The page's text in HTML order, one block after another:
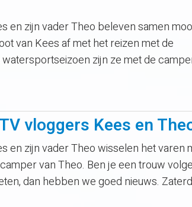
en zijn vader Theo beleven samen
van Kees af met het reizen met de
zijn ze met de
vloggers Kees en
en zijn vader Theo wisselen het varen
van Theo. Ben je een trouw
dan hebben we goed nieuws.